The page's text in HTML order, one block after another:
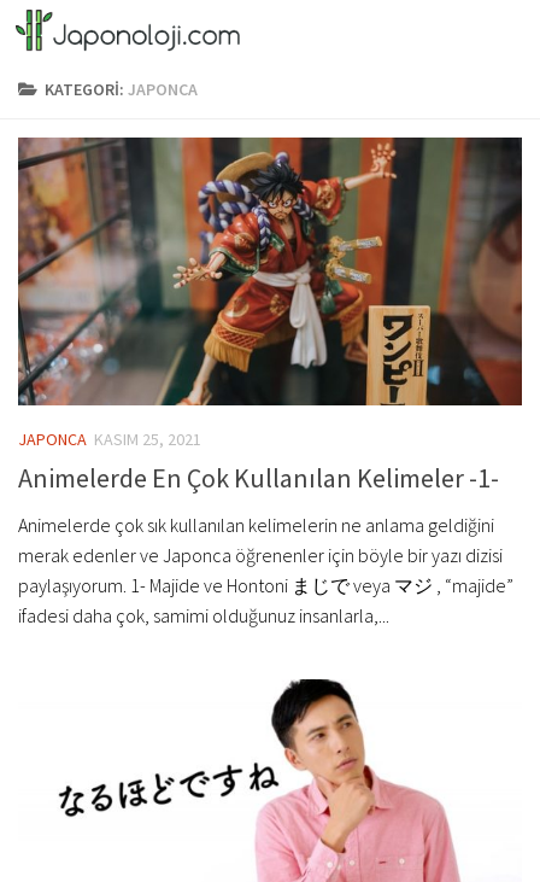
Skip to content
KATEGORI: JAPONCA
JAPONCA KASIM 25, 2021
Animelerde En Çok Kullanılan Kelimeler -1-
Animelerde çok sık kullanılan kelimelerin ne anlama geldiğini
merak edenler ve Japonca öğrenenler için böyle bir yazı dizisi
paylaşıyorum. 1- Majide ve Hontoni まじで veya マジ , “majide”
ifadesi daha çok, samimi olduğunuz insanlarla,...